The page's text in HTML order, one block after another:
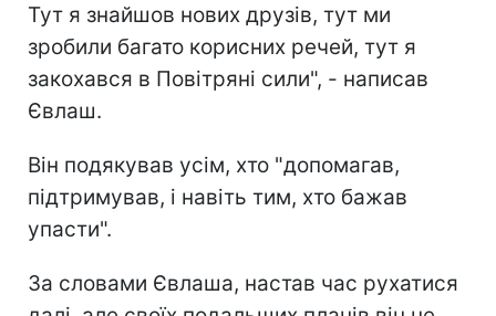
Тут я знайшов нових друзів, тут ми
зробили багато корисних речей, тут я
закохався в Повітряні сили", - написав
Євлаш.
Він подякував усім, хто "допомагав,
підтримував, і навіть тим, хто бажав
упасти".
За словами Євлаша, настав час рухатися